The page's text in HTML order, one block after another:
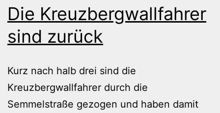
Die Kreuzbergwallfahrer
sind zurück
Kurz nach halb drei sind die
Kreuzbergwallfahrer durch die
Semmelstraße gezogen und haben damit